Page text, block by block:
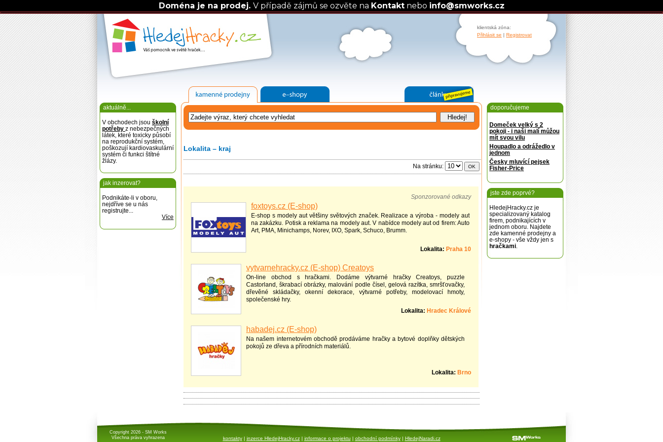
Doména je na prodej. V případě zájmů se ozvěte na Kontaktnebo info@smworks.cz
klientská zóna:
Přihlásit se | Registrovat
aktuálně...
V obchodech jsou školní
potřeby z nebezpečných
látek, které toxicky působí
na reprodukční systém,
poškozují kardiovaskulární
systém či funkci štítné
žlázy.
jak inzerovat?
Podnikáte-li v oboru,
nejdříve se u nás
registrujte...
Více
Lokalita – kraj
Na stránku: OK
Sponzorované odkazy
foxtoys.cz (E-shop)
E-shop s modely aut většiny světových značek. Realizace a výroba - modely aut
na zakázku. Potisk a reklama na modely aut. V nabídce modely aut od firem: Auto
Art, PMA, Minichamps, Norev, IXO, Spark, Schuco, Brumm.
Lokalita: Praha 10
vytvarnehracky.cz (E-shop) Creatoys
On-line obchod s hračkami. Dodáme výtvarné hračky Creatoys, puzzle
Castorland, škrabací obrázky, malování podle čísel, gelová razítka, smršťovačky,
dřevěné skládačky, okenní dekorace, výtvarné potřeby, modelovací hmoty,
společenské hry.
Lokalita: Hradec Králové
habadej.cz (E-shop)
Na našem internetovém obchodě prodáváme hračky a bytové doplňky dětských
pokojů ze dřeva a přírodních materiálů.
Lokalita: Brno
doporučujeme
Domeček velký s 2
pokoji - i naši malí můžou
mít svou vilu
Houpadlo a odrážedlo v
jednom
Česky mluvící pejsek
Fisher-Price
jste zde poprvé?
HledejHracky.cz je
specializovaný katalog
firem, podnikajících v
jednom oboru. Najdete
zde kamenné prodejny a
e-shopy - vše vždy jen s
hračkami.
Copyright 2026 - SM Works
Všechna práva vyhrazena
kontakty| inzerce HledejHracky.cz| informace o projektu | obchodní podmínky| HledejNaradi.cz